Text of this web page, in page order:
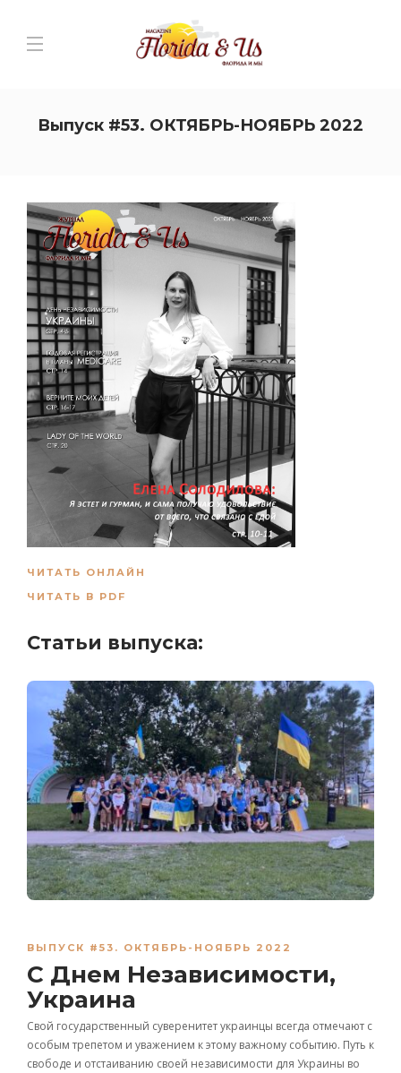
Выпуск #53. ОКТЯБРЬ-НОЯБРЬ 2022
ЧИТАТЬ ОНЛАЙН
ЧИТАТЬ В PDF
Статьи выпуска:
ВЫПУСК #53. ОКТЯБРЬ-НОЯБРЬ 2022
С Днем Независимости,
Украина
Свой государственный суверенитет украинцы всегда отмечают с
особым трепетом и уважением к этому важному событию. Путь к
свободе и отстаиванию своей независимости для Украины во